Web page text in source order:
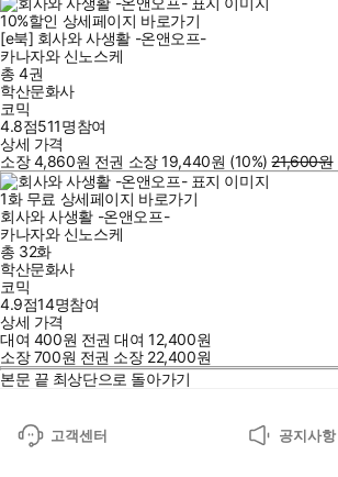
10%할인 상세페이지 바로가기
[e북] 회사와 사생활 -온앤오프-
카나자와 신노스케
총 4권
학산문화사
코믹
4.8점511명참여
상세 가격
소장4,860원 전권 소장19,440원 (10%) 21,600원
1화 무료 상세페이지 바로가기
회사와 사생활 -온앤오프-
카나자와 신노스케
총 32화
학산문화사
코믹
4.9점14명참여
상세 가격
대여 400원 전권 대여12,400원
소장700원 전권 소장 22,400원
본문 끝 최상단으로 돌아가기
고객센터 공지사항